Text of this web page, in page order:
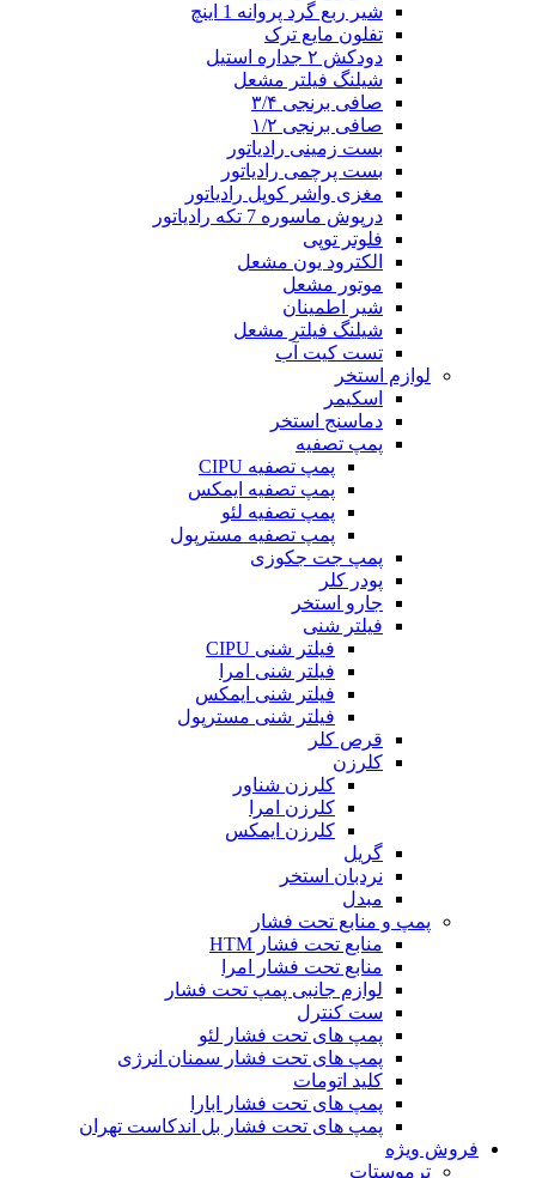
شیر ربع گرد پروانه 1 اینچ
تفلون مایع ترک
دودکش ۲ جداره استیل
شیلنگ فیلتر مشعل
صافی برنجی ۳/۴
صافی برنجی ۱/۲
بست زمینی رادیاتور
بست پرچمی رادیاتور
مغزی واشر کوپل رادیاتور
درپوش ماسوره 7 تکه رادیاتور
فلوتر توپی
الکترود یون مشعل
موتور مشعل
شیر اطمینان
شیلنگ فیلتر مشعل
تست کیت آب
لوازم استخر
اسکیمر
دماسنج استخر
پمپ تصفیه
پمپ تصفیه CIPU
پمپ تصفیه ایمکس
پمپ تصفیه لئو
پمپ تصفیه مسترپول
پمپ جت جکوزی
پودر کلر
جارو استخر
فیلتر شنی
فیلتر شنی CIPU
فیلتر شنی امرا
فیلتر شنی ایمکس
فیلتر شنی مسترپول
قرص کلر
کلرزن
کلرزن شناور
کلرزن امرا
کلرزن ایمکس
گریل
نردبان استخر
مبدل
پمپ و منابع تحت فشار
منابع تحت فشار HTM‎
منابع تحت فشار امرا
لوازم جانبی پمپ تحت فشار
ست کنترل
پمپ های تحت فشار لئو
پمپ های تحت فشار سمنان انرژی
کلید اتومات
پمپ های تحت فشار ابارا
پمپ های تحت فشار بل اندکاست تهران
فروش ویژه
ترموستات